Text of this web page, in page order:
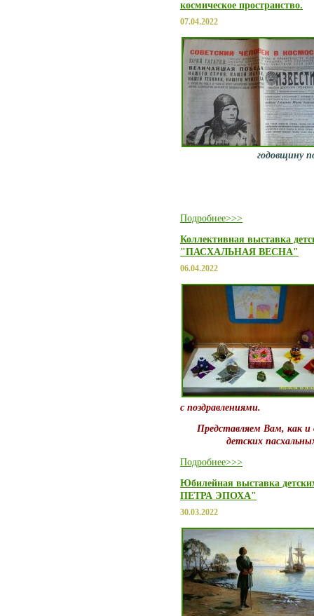
космическое пространство.
07.04.2022
годовщину
Подробнее>>>
Коллективная выставка
"ПАСХАЛЬНАЯ ВЕСНА"
06.04.2022
с поздравлениями.
Представляем Вам, как и
детских
Подробнее>>>
Юбилейная выставка
ПЕТРА ЭПОХА"
30.03.2022